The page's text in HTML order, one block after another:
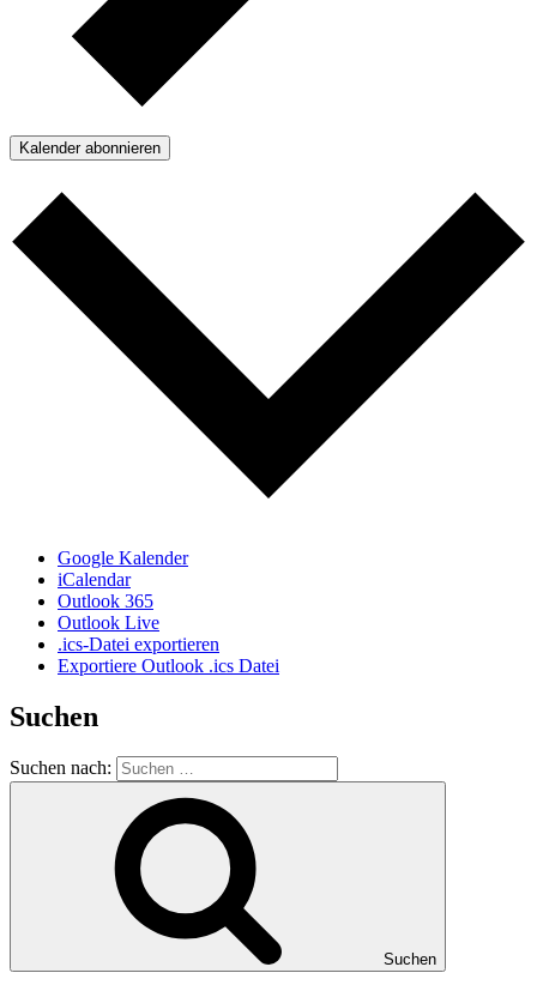
Kalender abonnieren
Google Kalender
iCalendar
Outlook 365
Outlook Live
.ics-Datei exportieren
Exportiere Outlook .ics Datei
Suchen
Suchen nach:
Suchen